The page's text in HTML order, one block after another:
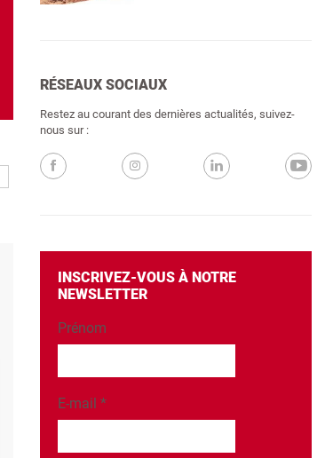
RÉSEAUX SOCIAUX
Restez au courant des dernières actualités, suivez-
nous sur :
INSCRIVEZ-VOUS À NOTRE
NEWSLETTER
Prénom
E-mail *